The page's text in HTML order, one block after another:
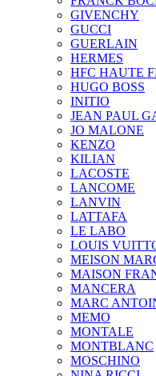
GIVENCHY
GUCCI
GUERLAIN
HERMES
HFC HAUTE
HUGO BOSS
INITIO
JEAN PAUL
JO MALONE
KENZO
KILIAN
LACOSTE
LANCOME
LANVIN
LATTAFA
LE LABO
LOUIS
MEISON
MAISON
MANCERA
MARC
MEMO
MONTALE
MONTBLANC
MOSCHINO